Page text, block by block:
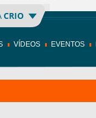
CRIO
VÍDEOS EVENTOS